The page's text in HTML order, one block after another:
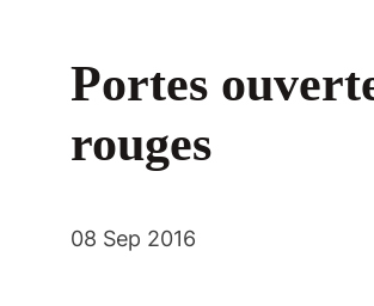
Portes
rouges
08 Sep 2016